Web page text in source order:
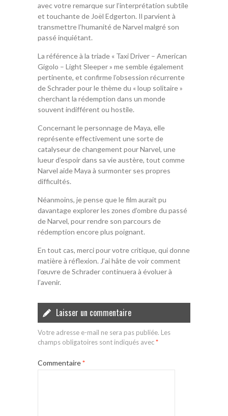
avec votre remarque sur l’interprétation subtile
et touchante de Joël Edgerton. Il parvient à
transmettre l’humanité de Narvel malgré son
passé inquiétant.
La référence à la triade « Taxi Driver – American
Gigolo – Light Sleeper » me semble également
pertinente, et confirme l’obsession récurrente
de Schrader pour le thème du « loup solitaire »
cherchant la rédemption dans un monde
souvent indifférent ou hostile.
Concernant le personnage de Maya, elle
représente effectivement une sorte de
catalyseur de changement pour Narvel, une
lueur d’espoir dans sa vie austère, tout comme
Narvel aide Maya à surmonter ses propres
difficultés.
Néanmoins, je pense que le film aurait pu
davantage explorer les zones d’ombre du passé
de Narvel, pour rendre son parcours de
rédemption encore plus poignant.
En tout cas, merci pour votre critique, qui donne
matière à réflexion. J’ai hâte de voir comment
l’œuvre de Schrader continuera à évoluer à
l’avenir.
Laisser un commentaire
Votre adresse e-mail ne sera pas publiée. Les
champs obligatoires sont indiqués avec*
Commentaire*